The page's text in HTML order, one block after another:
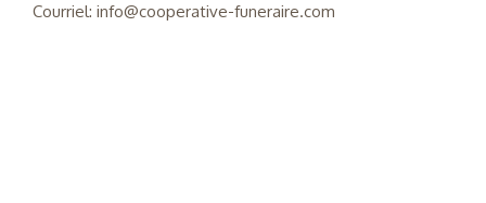
Courriel: info@cooperative-funeraire.com